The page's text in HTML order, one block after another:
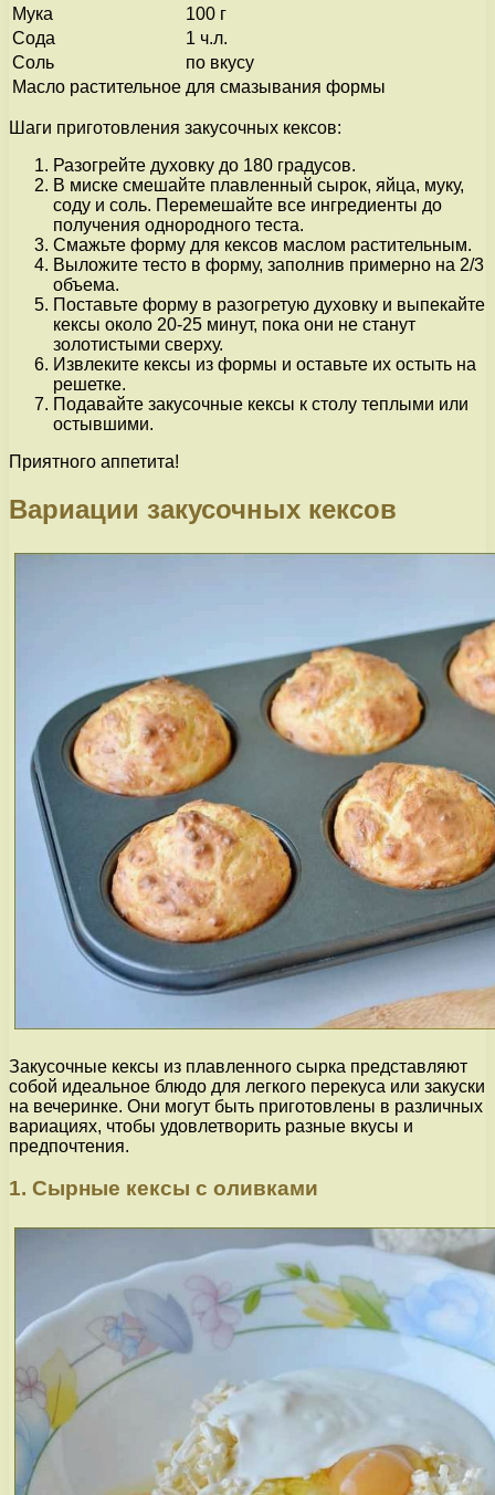
Мука
100 г
Сода
1 ч.л.
Соль
по вкусу
Масло растительное для смазывания формы
Шаги приготовления закусочных кексов:
Разогрейте духовку до 180 градусов.
В миске смешайте плавленный сырок, яйца, муку,
соду и соль. Перемешайте все ингредиенты до
получения однородного теста.
Смажьте форму для кексов маслом растительным.
Выложите тесто в форму, заполнив примерно на 2/3
объема.
Поставьте форму в разогретую духовку и выпекайте
кексы около 20-25 минут, пока они не станут
золотистыми сверху.
Извлеките кексы из формы и оставьте их остыть на
решетке.
Подавайте закусочные кексы к столу теплыми или
остывшими.
Приятного аппетита!
Вариации закусочных кексов
Закусочные кексы из плавленного сырка представляют
собой идеальное блюдо для легкого перекуса или закуски
на вечеринке. Они могут быть приготовлены в различных
вариациях, чтобы удовлетворить разные вкусы и
предпочтения.
1. Сырные кексы с оливками